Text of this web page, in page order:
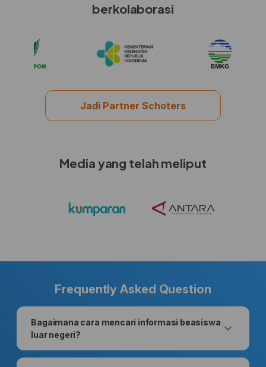
berkolaborasi
Jadi Partner Schoters
Media yang telah meliput
Frequently Asked Question
Bagaimana cara mencari informasi beasiswa
luar negeri?